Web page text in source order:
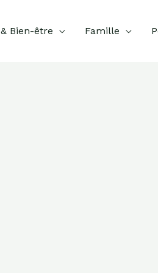
Bien-être Famille